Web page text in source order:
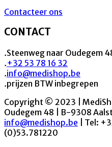
Contacteer ons
CONTACT
.Steenweg naar Oudegem
.+32 53 78 16 32
.info@medishop.be
.prijzen BTW inbegrepen
Copyright © 2023 |
Oudegem 48 | B-9308
info@medishop.be | Tel:
(0)53.781220